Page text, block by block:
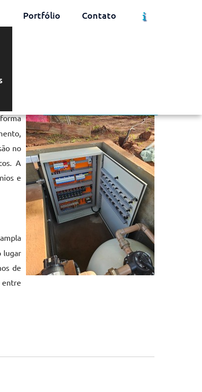
Portfólio Contato
no
A
e
lugar
de
entre